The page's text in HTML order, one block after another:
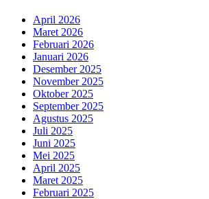
April 2026
Maret 2026
Februari 2026
Januari 2026
Desember 2025
November 2025
Oktober 2025
September 2025
Agustus 2025
Juli 2025
Juni 2025
Mei 2025
April 2025
Maret 2025
Februari 2025